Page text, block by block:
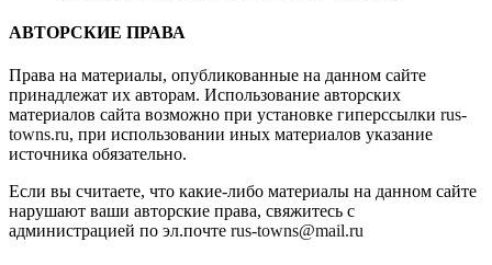
АВТОРСКИЕ ПРАВА
Права на материалы, опубликованные на данном сайте
принадлежат их авторам. Использование авторских
материалов сайта возможно при установке гиперссылки rus-
towns.ru, при использовании иных материалов указание
источника обязательно.
Если вы считаете, что какие-либо материалы на данном сайте
нарушают ваши авторские права, свяжитесь с
администрацией по эл.почте rus-towns@mail.ru